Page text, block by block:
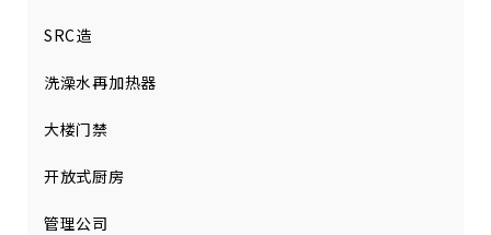
SRC造
洗澡水再加热器
大楼门禁
开放式厨房
管理公司